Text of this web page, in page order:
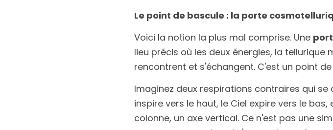
Le point de bascule : la porte
Voici la notion la plus mal comprise. Une
lieu précis où les deux énergies, la
rencontrent et s'échangent. C'est un point
Imaginez deux respirations contraires qui
inspire vers le haut, le Ciel expire vers le